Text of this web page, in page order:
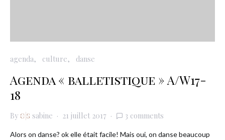
agenda culture danse
Agenda « balletistique » A/W17-
18
By sabine 21 juillet 2017 3 comments
Alors on danse? ok elle était facile! Mais oui, on danse beaucoup